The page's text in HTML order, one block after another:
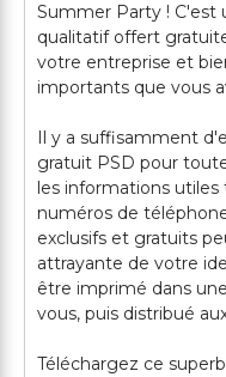
Summer Party ! C'est
qualitatif offert
votre entreprise et
importants que vous
Il y a suffisamment
gratuit PSD pour
les informations utiles
numéros de
exclusifs et gratuits
attrayante de votre
être imprimé dans
vous, puis distribué
Téléchargez ce